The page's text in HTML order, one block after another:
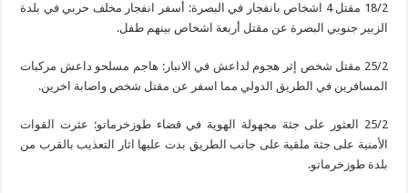
18/2 مقتل 4 اشخاص بانفجار في البصرة: أسفر انفجار مخلف حربي في بلدة
الزبير جنوبي البصرة عن مقتل أربعة اشخاص بينهم طفل.
25/2 مقتل شخص إثر هجوم لداعش في الانبار: هاجم مسلحو داعش مركبات
المسافرين في الطريق الدولي مما اسفر عن مقتل شخص واصابة اخرين.
25/2 العثور على جثة مجهولة الهوية في قضاء طوزخرماتو: عثرت القوات
الأمنية على جثة ملقية على جانب الطريق بدت عليها اثار التعذيب بالقرب من
بلدة طوزخرماتو.